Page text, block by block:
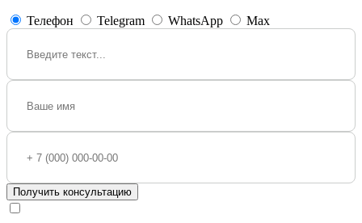
Телефон Telegram WhatsApp Max
Получить консультацию